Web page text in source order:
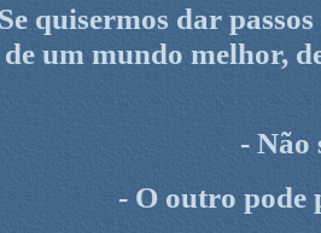
Se quisermos dar
de um mundo melhor,
- Não
- O outro pode